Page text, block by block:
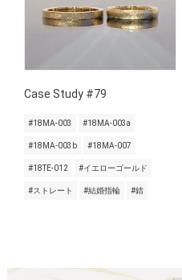
Case Study #79
#18MA-003 #18MA-003a
#18MA-003b #18MA-007
#18TE-012 #イエローゴールド
#ストレート #結婚指輪 #錆